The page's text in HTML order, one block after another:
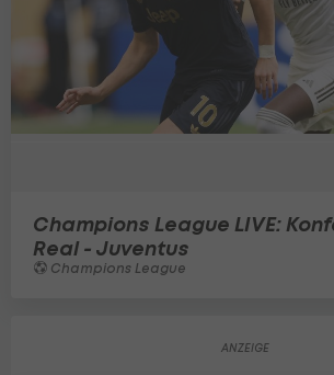
Champions League LIVE:
Real - Juventus
Champions League